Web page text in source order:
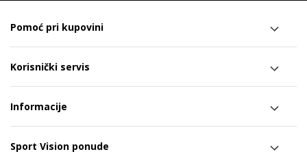
Pomoć pri kupovini
Korisnički servis
Informacije
Sport Vision ponude